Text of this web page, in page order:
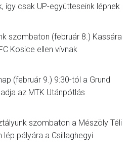
így csak UP-együtteseink lépnek
szombaton (február 8.) Kassára
Kosice ellen vívnak
(február 9.) 9:30-tól a Grund
az MTK Utánpótlás
szombaton a Mészöly Téli
lép pályára a Csillaghegyi